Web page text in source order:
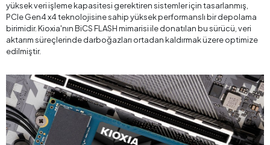
yüksek veri işleme kapasitesi gerektiren sistemler için tasarlanmış,
PCIe Gen4 x4 teknolojisine sahip yüksek performanslı bir depolama
birimidir. Kioxia'nın BiCS FLASH mimarisi ile donatılan bu sürücü, veri
aktarım süreçlerinde darboğazları ortadan kaldırmak üzere optimize
edilmiştir.